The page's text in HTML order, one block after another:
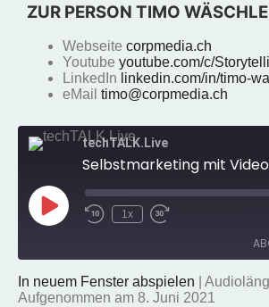
ZUR PERSON TIMO WÄSCHLE
Webseite corpmedia.ch
Youtube youtube.com/c/
LinkedIn linkedin.com/in/timo-
eMail timo@corpmedia.ch
techTALK.Live
1x
Amazon
TEILEN
In neuem Fenster abspielen
Aufgenommen am 8. Juni 2021